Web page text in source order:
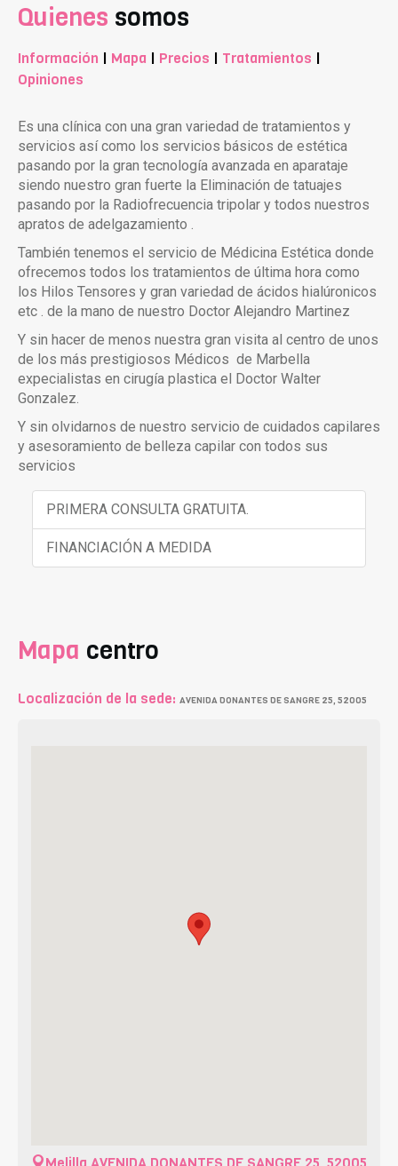
Quienes somos
Información | Mapa | Precios | Tratamientos |
Opiniones
Es una clínica con una gran variedad de tratamientos y
servicios así como los servicios básicos de estética
pasando por la gran tecnología avanzada en aparataje
siendo nuestro gran fuerte la Eliminación de tatuajes
pasando por la Radiofrecuencia tripolar y todos nuestros
apratos de adelgazamiento .
También tenemos el servicio de Médicina Estética donde
ofrecemos todos los tratamientos de última hora como
los Hilos Tensores y gran variedad de ácidos hialúronicos
etc . de la mano de nuestro Doctor Alejandro Martinez
Y sin hacer de menos nuestra gran visita al centro de unos
de los más prestigiosos Médicos de Marbella
expecialistas en cirugía plastica el Doctor Walter
Gonzalez.
Y sin olvidarnos de nuestro servicio de cuidados capilares
y asesoramiento de belleza capilar con todos sus
servicios
PRIMERA CONSULTA GRATUITA.
FINANCIACIÓN A MEDIDA
Mapa centro
Localización de la sede: AVENIDA DONANTES DE SANGRE 25, 52005